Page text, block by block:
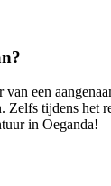
een
Zelfs tijdens het
in Oeganda!